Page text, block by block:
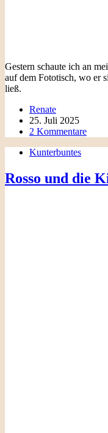
Gestern schaute ich an
auf dem Fototisch, wo er
ließ.
Renate
25. Juli 2025
2 Kommentare
Kunterbuntes
Rosso und die